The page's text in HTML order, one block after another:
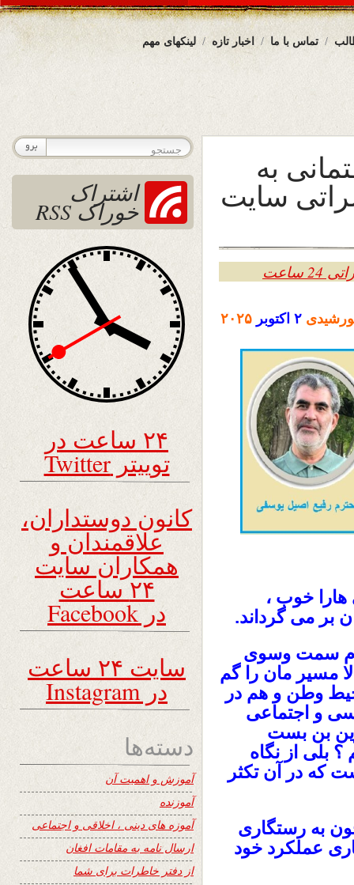
لینکهای مهم اخبار تازه تماس با ما
به
سایت
۲ اکتوبر ۲۰۲۵
هارا خوب ،
بر می گرداند.
سمت وسوی
مسیر مان را گم
وطن و هم در
و اجتماعی
بن بست
؟ بلی از نگاه
که در
آن تکثر
به رستگاری
عملکرد خود
اشتراک
خوراک RSS
۲۴ ساعت در
توییتر Twitter
کانون دوستداران،
علاقمندان و
همکاران سایت
۲۴ ساعت
در Facebook
سایت ۲۴ ساعت
در Instagram
دسته‌ها
آموزش و اهمیت آن
آموزنده
آموزه های دینی ، اخلاقی و اجتماعی
ارسال نامه به مقامات افغان
از دفتر خاطرات برای شما